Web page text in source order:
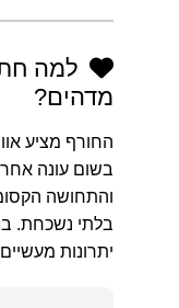
למה
מדהים?
החורף מציע
בשום עונה
והתחושה
בלתי נשכחת.
יתרונות